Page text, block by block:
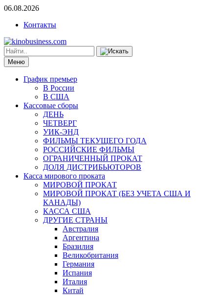
06.08.2026
Контакты
Меню
График премьер
В России
В США
Кассовые сборы
ДЕНЬ
ЧЕТВЕРГ
УИК-ЭНД
ФИЛЬМЫ ТЕКУЩЕГО ГОДА
РОССИЙСКИЕ ФИЛЬМЫ
ОГРАНИЧЕННЫЙ ПРОКАТ
ДОЛЯ ДИСТРИБЬЮТОРОВ
Касса мирового проката
МИРОВОЙ ПРОКАТ
МИРОВОЙ ПРОКАТ (БЕЗ УЧЕТА США И
КАНАДЫ)
КАССА США
ДРУГИЕ СТРАНЫ
Австралия
Аргентина
Бразилия
Великобритания
Германия
Испания
Италия
Китай